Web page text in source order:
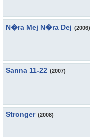
N�ra Mej N�ra Dej (2006)
Sanna 11-22 (2007)
Stronger (2008)